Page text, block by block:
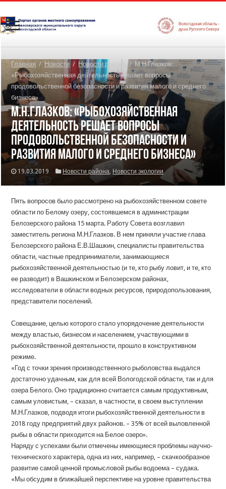
Главная / Новости / Новости района / М.Н.Глазков:
«Рыбохозяйственная деятельность решает вопросы
продовольственной безопасности и развития малого и среднего
бизнеса»
М.Н.Глазков: «Рыбохозяйственная
деятельность решает вопросы
продовольственной безопасности и
развития малого и среднего бизнеса»
19.03.2019 Новости района, Новости экологии
Пять вопросов было рассмотрено на рыбохозяйственном совете
области по Белому озеру, состоявшемся в администрации
Белозерского района 15 марта. Работу Совета возглавил
заместитель региона М.Н.Глазков. В нем приняли участие глава
Белозерского района Е.В.Шашкин, специалисты правительства
области, частные предприниматели, занимающиеся
рыбохозяйственной деятельностью (и те, кто рыбу ловит, и те, кто
ее разводит) в Вашкинском и Белозерском районах,
исследователи в области водных ресурсов, природопользования,
представители поселений.
Совещание, целью которого стало упорядочение деятельности
между властью, бизнесом и населением, участвующими в
рыбохозяйственной деятельности, прошло в конструктивном
режиме.
«Год с точки зрения производственного рыболовства выдался
достаточно удачным, как для всей Вологодской области, так и для
озера Белого. Оно традиционно считается самым продуктивным,
самым уловистым, – сказал, в частности, в своем выступлении
М.Н.Глазков, подводя итоги рыбохозяйственной деятельности в
2018 году предприятий двух районов. – 35% от всей выловленной
рыбы в области приходится на Белое озеро».
Наряду с успехами были отмечены имеющиеся проблемы научно-
технического характера, одна из них, например, – скачкообразное
развитие самой ценной промысловой рыбы водоема – судака.
«Мы обсудим в ближайшей перспективе на уровне правительства